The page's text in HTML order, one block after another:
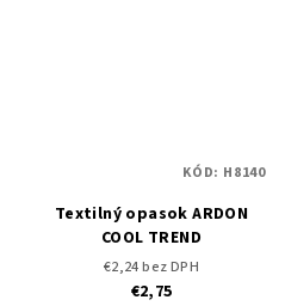
Textilný opasok ARDON
COOL TREND
€2,24 bez DPH
€2,75
KÓD: H8140